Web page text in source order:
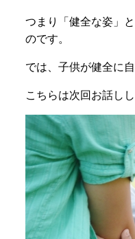
つまり「健全な姿」
のです。
では、子供が健全に
こちらは次回お話しし